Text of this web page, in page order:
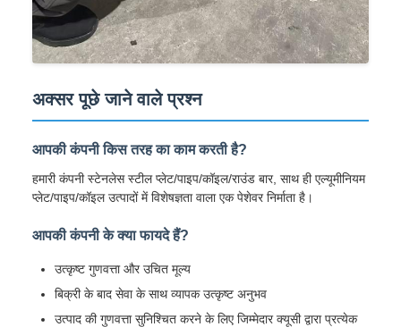
अक्सर पूछे जाने वाले प्रश्न
आपकी कंपनी किस तरह का काम करती है?
हमारी कंपनी स्टेनलेस स्टील प्लेट/पाइप/कॉइल/राउंड बार, साथ ही एल्यूमीनियम
प्लेट/पाइप/कॉइल उत्पादों में विशेषज्ञता वाला एक पेशेवर निर्माता है।
आपकी कंपनी के क्या फायदे हैं?
उत्कृष्ट गुणवत्ता और उचित मूल्य
बिक्री के बाद सेवा के साथ व्यापक उत्कृष्ट अनुभव
उत्पाद की गुणवत्ता सुनिश्चित करने के लिए जिम्मेदार क्यूसी द्वारा प्रत्येक